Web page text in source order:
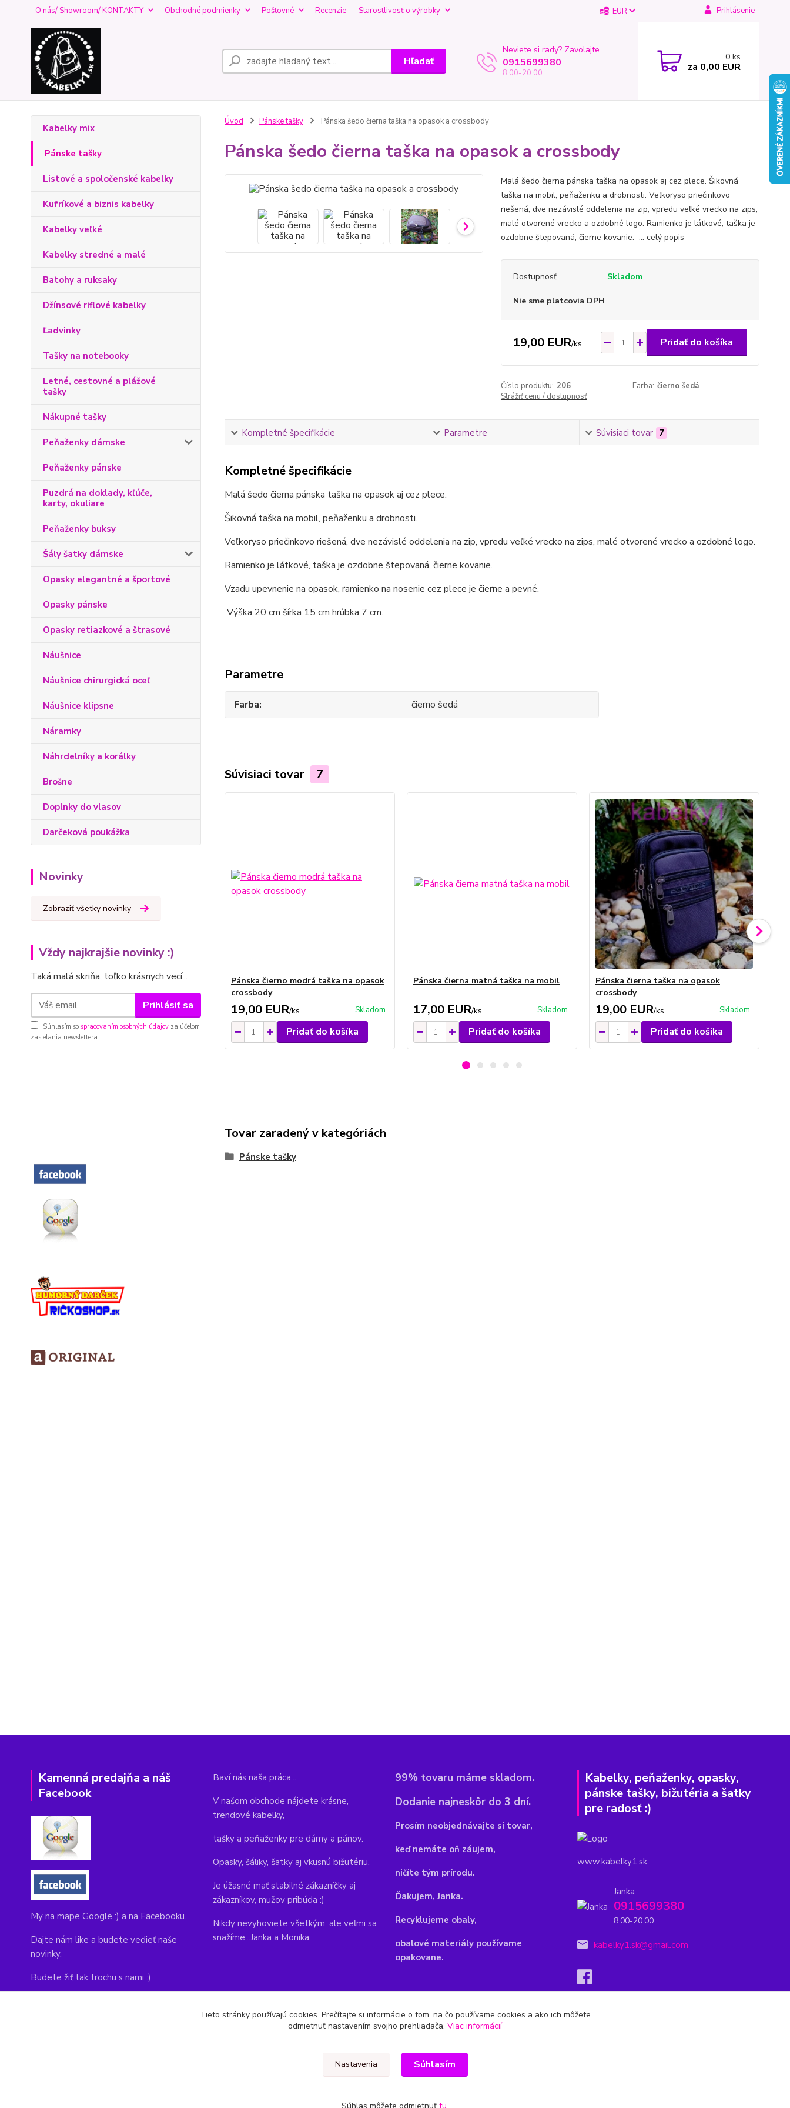
O nás/ Showroom/ KONTAKTY Obchodné podmienky Poštovné Recenzie Starostlivosť o výrobky EUR Prihlásenie
Hľadať
Neviete si rady? Zavolajte.
0915699380
8.00-20.00
0 ks
za 0,00 EUR
Kabelky mix
Pánske tašky
Listové a spoločenské kabelky
Kufríkové a biznis kabelky
Kabelky veľké
Kabelky stredné a malé
Batohy a ruksaky
Džínsové riflové kabelky
Ľadvinky
Tašky na notebooky
Letné, cestovné a plážové
tašky
Nákupné tašky
Peňaženky dámske
Peňaženky pánske
Puzdrá na doklady, kľúče,
karty, okuliare
Peňaženky buksy
Šály šatky dámske
Opasky elegantné a športové
Opasky pánske
Opasky retiazkové a štrasové
Náušnice
Náušnice chirurgická oceľ
Náušnice klipsne
Náramky
Náhrdelníky a korálky
Brošne
Doplnky do vlasov
Darčeková poukážka
Novinky
Zobraziť všetky novinky
Vždy najkrajšie novinky :)
Taká malá skriňa, toľko krásnych vecí...
Prihlásiť sa
Súhlasím so spracovaním osobných údajov za účelom
zasielania newslettera.
Úvod Pánske tašky Pánska šedo čierna taška na opasok a crossbody
Pánska šedo čierna taška na opasok a crossbody
Malá šedo čierna pánska taška na opasok aj cez plece. Šikovná
taška na mobil, peňaženku a drobnosti. Veľkoryso priečinkovo
riešená, dve nezávislé oddelenia na zip, vpredu veľké vrecko na zips,
malé otvorené vrecko a ozdobné logo. Ramienko je látkové, taška je
ozdobne štepovaná, čierne kovanie. ... celý popis
Dostupnosť Skladom
Nie sme platcovia DPH
19,00 EUR/ks Pridať do košíka
Číslo produktu: 206 Farba: čierno šedá
Strážiť cenu / dostupnosť
Kompletné špecifikácie Parametre Súvisiaci tovar 7
Kompletné špecifikácie
Malá šedo čierna pánska taška na opasok aj cez plece.
Šikovná taška na mobil, peňaženku a drobnosti.
Veľkoryso priečinkovo riešená, dve nezávislé oddelenia na zip, vpredu veľké vrecko na zips, malé otvorené vrecko a ozdobné logo.
Ramienko je látkové, taška je ozdobne štepovaná, čierne kovanie.
Vzadu upevnenie na opasok, ramienko na nosenie cez plece je čierne a pevné.
Výška 20 cm šírka 15 cm hrúbka 7 cm.
Parametre
Farba čierno šedá
Súvisiaci tovar 7
Pánska čierno modrá taška na opasok
crossbody
19,00 EUR/ks Skladom
Pridať do košíka
Pánska čierna matná taška na mobil
17,00 EUR/ks Skladom
Pridať do košíka
Pánska čierna taška na opasok
crossbody
19,00 EUR/ks Skladom
Pridať do košíka
Tovar zaradený v kategóriách
Pánske tašky
Kamenná predajňa a náš
Facebook
My na mape Google :) a na Facebooku.
Dajte nám like a budete vedieť naše
novinky.
Budete žiť tak trochu s nami :)
Baví nás naša práca...
V našom obchode nájdete krásne,
trendové kabelky,
tašky a peňaženky pre dámy a pánov.
Opasky, šáliky, šatky aj vkusnú bižutériu.
Je úžasné mať stabilné zákazníčky aj
zákazníkov, mužov pribúda :)
Nikdy nevyhoviete všetkým, ale veľmi sa
snažíme...Janka a Monika
99% tovaru máme skladom.
Dodanie najneskôr do 3 dní.
Prosím neobjednávajte si tovar,
keď nemáte oň záujem,
ničíte tým prírodu.
Ďakujem, Janka.
Recyklujeme obaly,
obalové materiály používame
opakovane.
Kabelky, peňaženky, opasky,
pánske tašky, bižutéria a šatky
pre radosť :)
www.kabelky1.sk
Janka
0915699380
8.00-20.00
kabelky1.sk@gmail.com
Tieto stránky používajú cookies. Prečítajte si informácie o tom, na čo používame cookies a ako ich môžete
odmietnuť nastavením svojho prehliadača. Viac informácií
Nastavenia Súhlasím